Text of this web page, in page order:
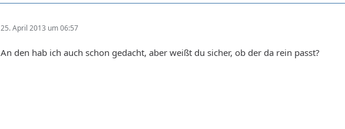
25. April 2013 um 06:57
An den hab ich auch schon gedacht, aber weißt du sicher, ob der da rein passt?